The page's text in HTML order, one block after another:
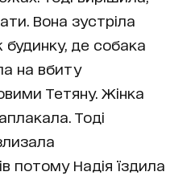
Вона зустріла
будинку, де собака
на вбиту
Тетяну. Жінка
Тоді
потому Надія їздила